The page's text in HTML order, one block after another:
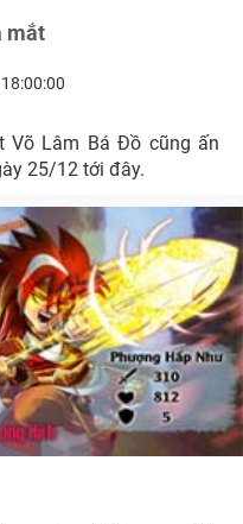
mắt
Võ Lâm Bá Đồ cũng ấn
25/12 tới đây.